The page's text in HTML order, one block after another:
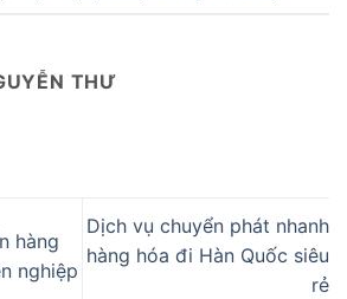
THƯ
hàng
nghiệp
Dịch vụ chuyển phát nhanh
hàng hóa đi Hàn Quốc siêu
rẻ